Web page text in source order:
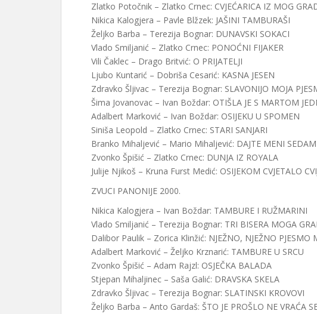
Zlatko Potočnik – Zlatko Crnec: CVJEĆARICA IZ MOG
Nikica Kalogjera – Pavle Blžzek: JAŠINI TAMBURAŠI
Željko Barba – Terezija Bognar: DUNAVSKI SOKACI
Vlado Smiljanić – Zlatko Crnec: PONOĆNI FIJAKER
Vili Čaklec – Drago Britvić: O PRIJATELJI
Ljubo Kuntarić – Dobriša Cesarić: KASNA JESEN
Zdravko Šljivac – Terezija Bognar: SLAVONIJO MOJA
Šima Jovanovac – Ivan Boždar: OTIŠLA JE S MARTOM
Adalbert Marković – Ivan Boždar: OSIJEKU U SPOMEN
Siniša Leopold – Zlatko Crnec: STARI SANJARI
Branko Mihaljević – Mario Mihaljević: DAJTE MENI
Zvonko Špišić – Zlatko Crnec: DUNJA IZ ROYALA
Julije Njikoš – Kruna Furst Medić: OSIJEKOM CVJETALO
ZVUCI PANONIJE 2000.
Nikica Kalogjera – Ivan Boždar: TAMBURE I RUŽMARINI
Vlado Smiljanić – Terezija Bognar: TRI BISERA MOGA
Dalibor Paulik – Zorica Klinžić: NJEŽNO, NJEŽNO PJESMO
Adalbert Marković – Željko Krznarić: TAMBURE U SRCU
Zvonko Špišić – Adam Rajzl: OSJEČKA BALADA
Stjepan Mihaljinec – Saša Galić: DRAVSKA SKELA
Zdravko Šljivac – Terezija Bognar: SLATINSKI KROVOVI
Željko Barba – Anto Gardaš: ŠTO JE PROŠLO NE VRAĆA